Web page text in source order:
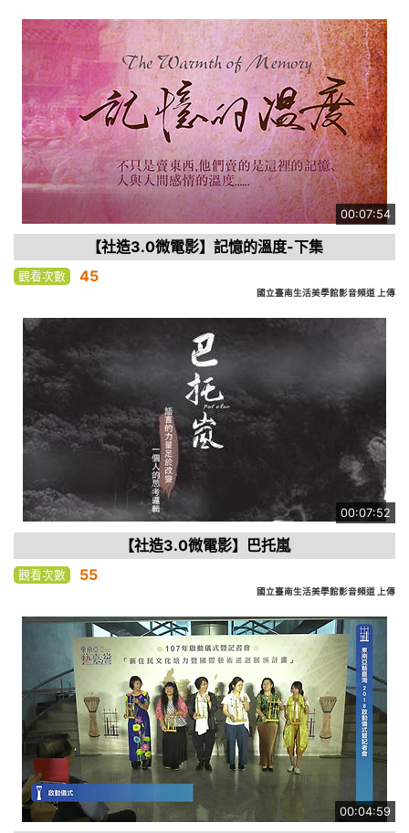
00:07:54
【社造3.0微電影】記憶的溫度-下集
觀看次數 45
國立臺南生活美學館影音頻道 上傳
00:07:52
【社造3.0微電影】巴托嵐
觀看次數 55
國立臺南生活美學館影音頻道 上傳
00:04:59